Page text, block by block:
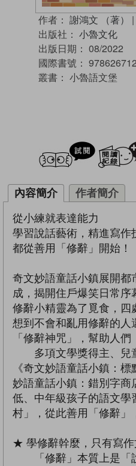
作者： 謝鴻文 （著） |
出版社： 小魯文化
出版日期： 08/2022
國際書號：
叢書： 小魯語文堡
試閲
內容簡介 作者簡介
從小練就表達能力
學習說話藝術，精進寫作
都從善用「修辭」開始！
奇文妙語童話小鎮展開都
成，揭開住戶爆笑日常序
修辭小精靈為了覓食，四
想到不會和亂用修辭的人
「修辭神咒」，幫助人
多項文學獎得主、兒
《奇文妙語童話小鎮：
妙語童話小鎮：錯別字商
低、中年級孩子的語文
村」，從此善用「修辭」
★ 學修辭幹麼，只有寫作
「修辭」本質上是「